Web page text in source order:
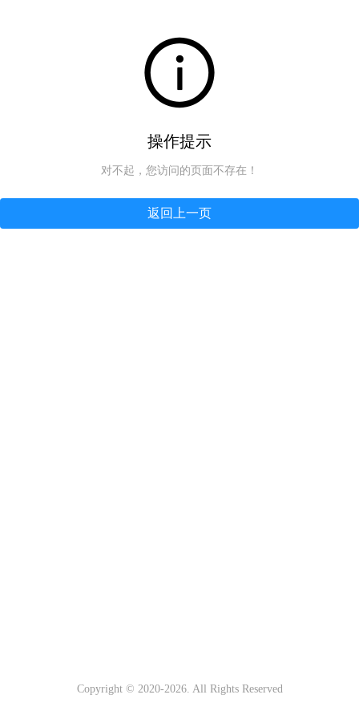
操作提示
对不起，您访问的页面不存在！
返回上一页
Copyright © 2020-2026. All Rights Reserved